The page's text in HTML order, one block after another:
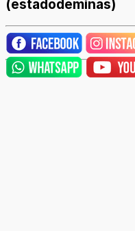
(estadodeminas)